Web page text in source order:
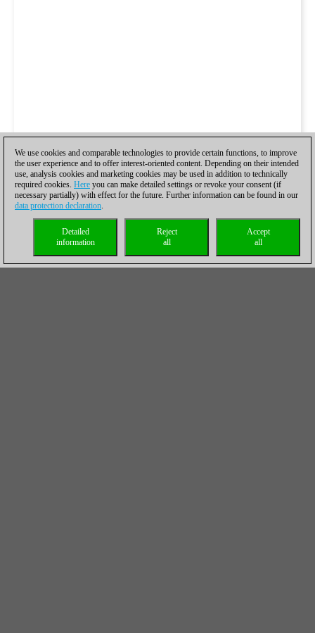
We use cookies and comparable technologies to provide certain functions, to improve
the user experience and to offer interest-oriented content. Depending on their intended
use, analysis cookies and marketing cookies may be used in addition to technically
required cookies. Here you can make detailed settings or revoke your consent (if
necessary partially) with effect for the future. Further information can be found in our
data protection declaration.
Accept
all
Reject
all
Detailed
information